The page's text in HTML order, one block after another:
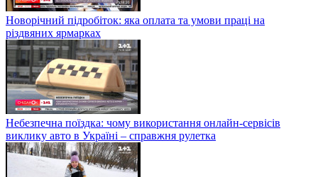
Новорічний підробіток: яка оплата та умови праці на
різдвяних ярмарках
Небезпечна поїздка: чому використання онлайн-сервісів
виклику авто в Україні – справжня рулетка